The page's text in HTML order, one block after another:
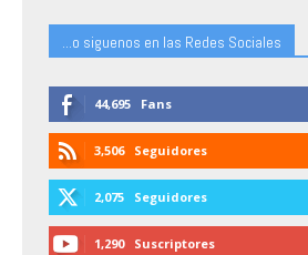
...o siguenos en las Redes Sociales
44,695 Fans
3,506 Seguidores
2,075 Seguidores
1,290 Suscriptores